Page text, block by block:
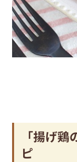
「揚げ
ピ